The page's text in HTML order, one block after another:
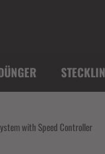
with Speed Controller